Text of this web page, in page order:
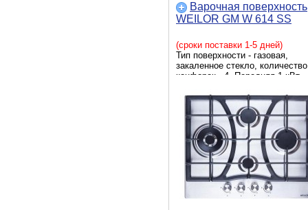
Варочная поверхность
WEILOR GM W 614 SS
(сроки поставки 1-5 дней)
Тип поверхности - газовая,
закаленное стекло, количество
конфорок - 4, Передняя 1 кВт,
кВт, Левая 3.8 кВт,
механическое, Газ-контроль -
есть, Электроподжиг - есть,
Материал решеток - чугун,
природный газ, бутан/
220 В, 14.7 кг, нержавеющая
сталь